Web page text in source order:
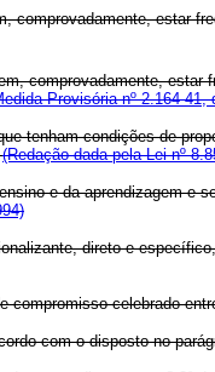
comprovadamente, estar
Provisória nº 2.164-41,
tenham condições de
(Redação dada pela Lei nº
e da aprendizagem
direto e
compromisso celebrado
com o disposto no